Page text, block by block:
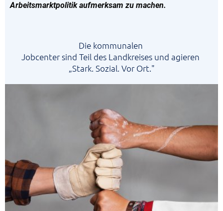
Arbeitsmarktpolitik aufmerksam zu machen.
Die kommunalen
Jobcenter sind Teil des Landkreises und agieren
„Stark. Sozial. Vor Ort."